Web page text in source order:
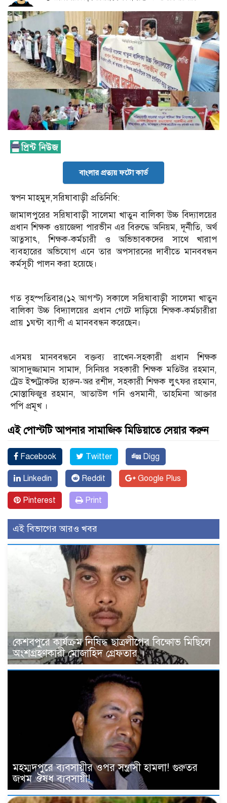
বাংলার প্রত্যয় ফটো কার্ড
স্বপন মাহমুদ,সরিষাবাড়ী প্রতিনিধি:
জামালপুরের সরিষাবাড়ী সালেমা খাতুন বালিকা উচ্চ বিদ্যালয়ের
প্রধান শিক্ষক ওয়াজেদা পারভীন এর বিরুদ্ধে অনিয়ম, দূর্নীতি, অর্থ
আত্নসাৎ, শিক্ষক-কর্মচারী ও অভিভাবকদের সাথে খারাপ
ব্যবহারের অভিযোগ এনে তার অপসারনের দাবীতে মানববন্ধন
কর্মসূচী পালন করা হয়েছে।
গত বৃহস্পতিবার(১২ আগস্ট) সকালে সরিষাবাড়ী সালেমা খাতুন
বালিকা উচ্চ বিদ্যালয়ের প্রধান গেটে দাড়িয়ে শিক্ষক-কর্মচারীরা
প্রায় ১ঘন্টা ব্যাপী এ মানববন্ধন করেছেন।
এসময় মানববন্ধনে বক্তব্য রাখেন-সহকারী প্রধান শিক্ষক
আসাদুজ্জামান সামাদ, সিনিয়র সহকারী শিক্ষক মতিউর রহমান,
ট্রেড ইন্সট্রাকটর হারুন-অর রশীদ, সহকারী শিক্ষক লুৎফর রহমান,
মোস্তাফিজুর রহমান, আতাউল গনি ওসমানী, তাহমিনা আক্তার
পপি প্রমূখ ।
এই পোস্টটি আপনার সামাজিক মিডিয়াতে সেয়ার করুন
Facebook Twitter Digg
Linkedin Reddit Google Plus
Pinterest Print
এই বিভাগের আরও খবর
কেশবপুরে কার্যক্রম নিষিদ্ধ ছাত্রলীগের বিক্ষোভ মিছিলে
অংশগ্রহণকারী মোজাহিদ গ্রেফতার ।
মহম্মদপুরে ব্যবসায়ীর ওপর সন্ত্রাসী হামলা! গুরুতর
জখম ঔষধ ব্যবসায়ী!